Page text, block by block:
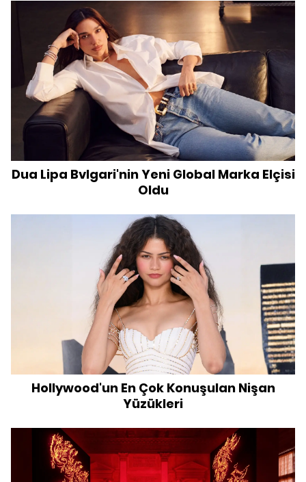
Dua Lipa Bvlgari'nin Yeni Global Marka Elçisi
Oldu
Hollywood'un En Çok Konuşulan Nişan
Yüzükleri